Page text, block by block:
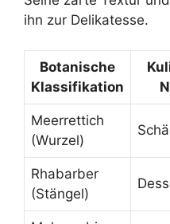
ihn zur Delikatesse.
Botanische
Klassifikation
Meerrettich
(Wurzel)
Rhabarber
(Stängel)